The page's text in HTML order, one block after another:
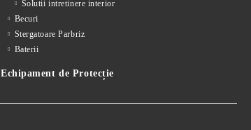
Solutii intretinere interior
Becuri
Stergatoare Parbriz
Baterii
Echipament de Protecție